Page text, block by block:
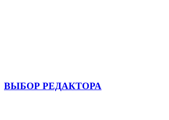
ВЫБОР РЕДАКТОРА